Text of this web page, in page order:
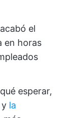
el
en horas
esperar,
y la